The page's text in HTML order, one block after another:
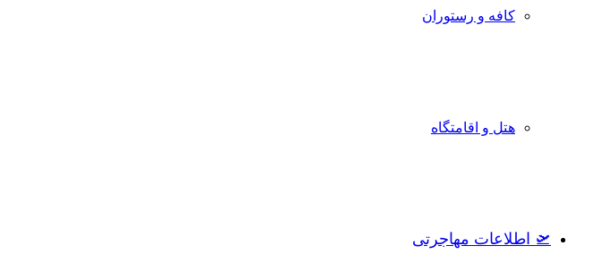
کافه و رستوران
هتل و اقامتگاه
🛫 اطلاعات مهاجرتی